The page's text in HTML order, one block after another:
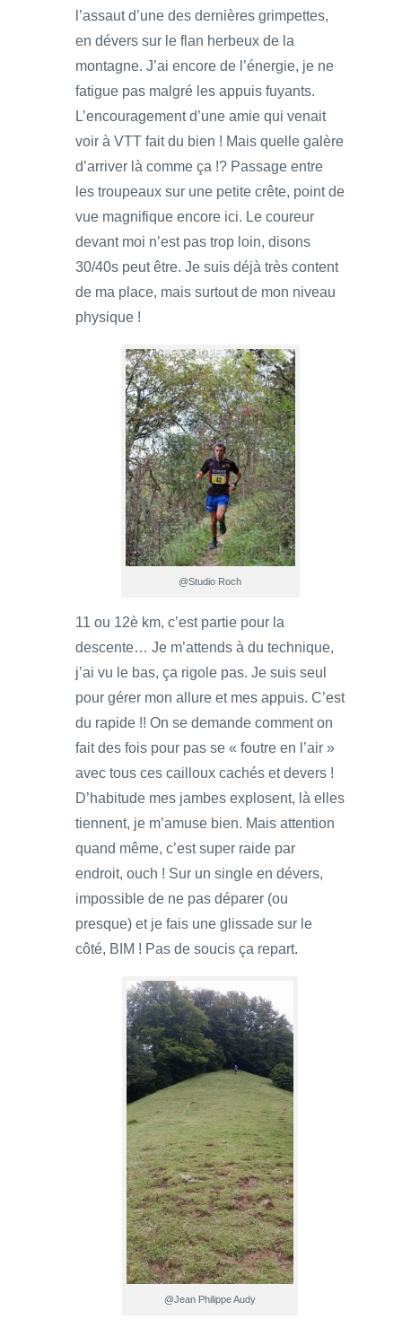
l’assaut d’une des dernières grimpettes,
en dévers sur le flan herbeux de la
montagne. J’ai encore de l’énergie, je ne
fatigue pas malgré les appuis fuyants.
L’encouragement d’une amie qui venait
voir à VTT fait du bien ! Mais quelle galère
d’arriver là comme ça !? Passage entre
les troupeaux sur une petite crête, point de
vue magnifique encore ici. Le coureur
devant moi n’est pas trop loin, disons
30/40s peut être. Je suis déjà très content
de ma place, mais surtout de mon niveau
physique !
@Studio Roch
11 ou 12è km, c’est partie pour la
descente… Je m’attends à du technique,
j’ai vu le bas, ça rigole pas. Je suis seul
pour gérer mon allure et mes appuis. C’est
du rapide !! On se demande comment on
fait des fois pour pas se « foutre en l’air »
avec tous ces cailloux cachés et devers !
D’habitude mes jambes explosent, là elles
tiennent, je m’amuse bien. Mais attention
quand même, c’est super raide par
endroit, ouch ! Sur un single en dévers,
impossible de ne pas déparer (ou
presque) et je fais une glissade sur le
côté, BIM ! Pas de soucis ça repart.
@Jean Philippe Audy